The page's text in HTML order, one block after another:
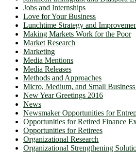
Jobs and Internships
Love for Your Business
Lunchtime Strategy and
Making Markets Work for the Poor
Market Research
Marketing
Media Mentions
Media Releases
Methods and Approaches
Micro, Medium, and Small
New Year Greetings 2016
News
Newsmaker Opportunities for
Opportunities for Retired Finance
Opportunities for Retirees
Organizational Research
Organizational Strengthening